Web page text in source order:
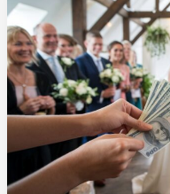
Cadeau
Bruiloft
[2026
Guide]